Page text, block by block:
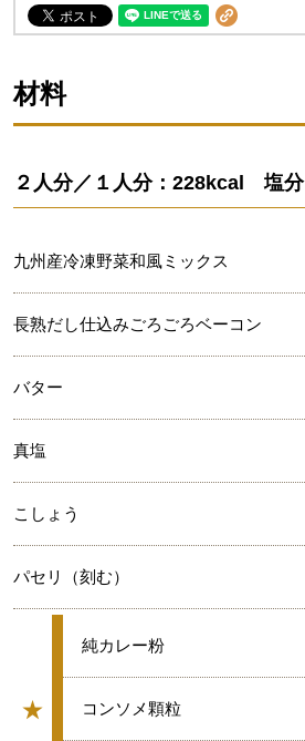
材料
２人分／１人分：228kcal 塩
九州産冷凍野菜和風ミックス
長熟だし仕込みごろごろベーコン
バター
真塩
こしょう
パセリ（刻む）
★
グループ
★
純カレー粉
★
コンソメ顆粒